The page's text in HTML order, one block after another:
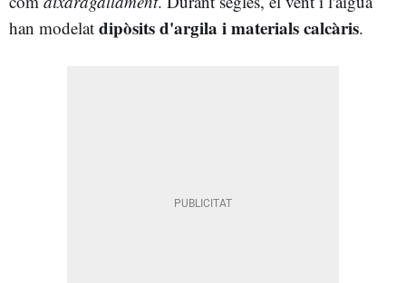
han modelat dipòsits d'argila i materials calcàris.